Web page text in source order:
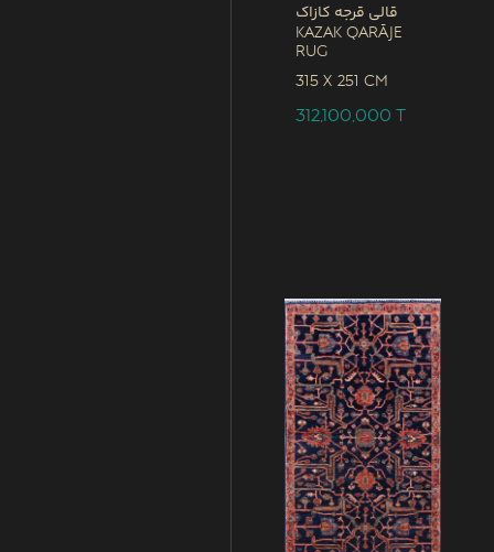
قالی قرجه کازاک
Kazak Qarāje
Rug
315 x 251 CM
312,100,000T